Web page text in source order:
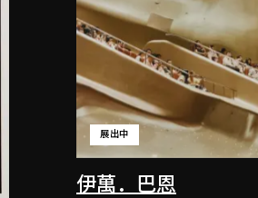
伊萬．巴恩
展出中